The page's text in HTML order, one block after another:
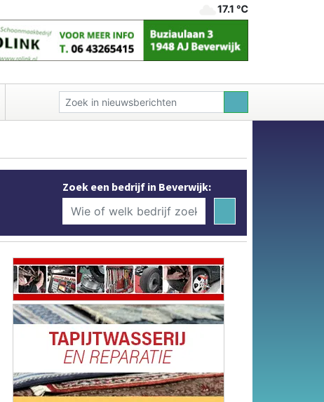
17.1 ℃
Zoek een bedrijf in Beverwijk: